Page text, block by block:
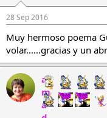
28 Sep 2016
Muy hermoso poema
volar......gracias y un
a
m
a